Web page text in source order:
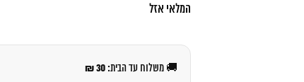
₪12.00.
הנוכחי
המלאי אזל
🚚 משלוח עד הבית: 30 ₪